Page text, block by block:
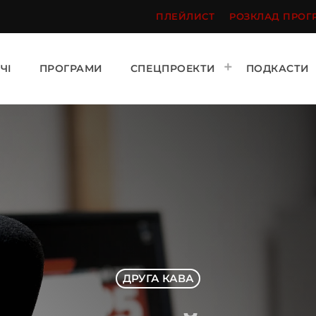
ПЛЕЙЛИСТ РОЗКЛАД
ПРОГРАМИ СПЕЦПРОЕКТИ ПОДКАСТИ
ДРУГА КАВА